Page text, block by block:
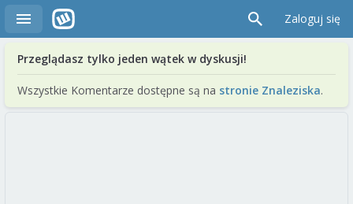
Zaloguj się
Przeglądasz tylko jeden wątek w dyskusji!
Wszystkie Komentarze dostępne są na stronie Znaleziska.